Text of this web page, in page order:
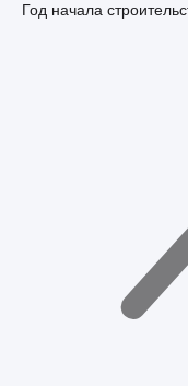
Год начала